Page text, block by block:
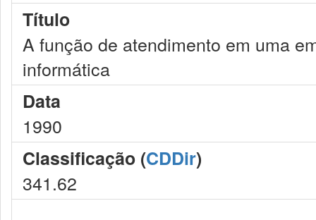
Título
A função de atendimento em uma
informática
Data
1990
Classificação (CDDir)
341.62